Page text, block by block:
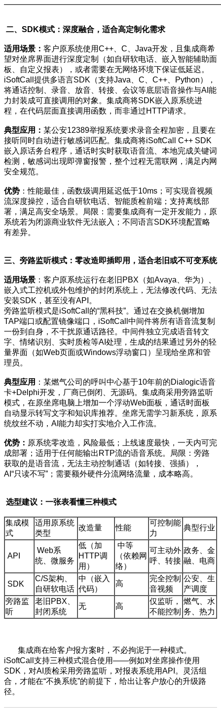
二、SDK模式：深度融合，适合高定制化需求
适用场景： 客户原系统使用C++、C、Java开发，且集成商希
望对坐席界面进行深度定制（如自研软电话、嵌入智能辅助面
板、自定义报表），或者需要在无网络环境下保证低延迟。
iSoftCall提供多语言SDK（支持Java、C、C++、Python），
将通话控制、录音、放音、转接、会议等底层语音操作与AI能
力封装成可直接调用的对象。集成商将SDK嵌入原系统进
程，在代码层面直接调用函数，而非通过HTTP请求。
典型应用： 某公安12389举报系统要求录音全程加密，且要在
接听同时自动进行敏感词匹配。集成商将iSoftCall C++ SDK
嵌入原话务台程序，通话时实时获取语音流、本地完成关键词
检测，敏感词出现即弹窗报警，整个过程无需联网，满足内网
安全规范。
优势 ：性能最佳，函数级调用延迟低于10ms；可实现音视频
流深度操控，适合自研软电话、智能质检前端；支持离线部
署，满足高安全场景。局限：需要集成商有一定开发能力，原
系统若为闭源商业软件无法嵌入；不同语言SDK环境配置略
有差异。
三、旁路监听模式：零改造即插即用，适合老旧或不可变系统
适用场景 ：客户原系统运行在老旧PBX（如Avaya、华为）、
嵌入式工控机或外包维护的封闭系统上，无法修改代码、无法
安装SDK，甚至没有API。
旁路监听模式是iSoftCall的“黑科技”。通过在交换机侧增加
TAP端口或配置镜像端口，iSoftCall中间件将所有语音流复制
一份到自身，不干扰原通话路径。中间件独立完成语音转文
字、情绪识别、实时质检等AI处理，生成的结果通过另外的轻
量界面（如Web页面或Windows浮动窗口）呈现给坐席和管
理员。
典型应用 ：某燃气公司的呼叫中心基于10年前的Dialogic语音
卡+Delphi开发，厂商已倒闭、无源码。集成商采用旁路监听
模式，在原坐席电脑上增加一个浮动Web面板，通话时面板
自动显示转写文字和知识库推荐。坐席无需学习新系统，原系
统纹丝不动，AI能力却实打实地介入工作流。
优势： 原系统零改造，风险最低；上线速度最快，一天内可完
成部署；适用于任何能输出RTP流的语音系统。局限：旁路
获取的是语音流，无法主动控制通话（如转接、强插），
AI“只读不写”；需要额外硬件分流网络流量，成本略高。
选型建议：一张表看懂三种模式
集成模
式
适用原系统
类型
改造量 性能
可控制能
力
典型行业
API
Web系
统、微服务
低（加
HTTP调
用）
中等
（依赖网
络）
可主动外
呼、转接
政务、金
融、电商
SDK
C/S架构、
自研软电话
中（嵌入
代码）
高
完全控制
音视频
公安、生
产调度
旁路监
听
老旧PBX、
封闭系统
无 高
仅监听，
不能控制
燃气、水
务、热力
集成商在给客户报方案时，不必拘泥于一种模式。
iSoftCall支持三种模式混合使用——例如对坐席操作使用
SDK，对AI质检采用旁路监听，对报表系统用API。灵活组
合，才能在“不换系统”的前提下，给出让客户放心的升级路
径。